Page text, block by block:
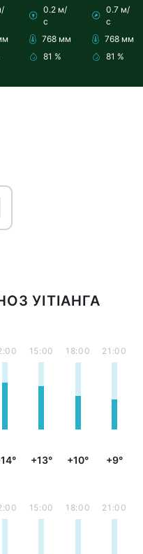
0.2 м/
с
768 мм
81 %
0.7 м/
с
768 мм
81 %
УІТІАНГА
15:00
+13°
18:00
+10°
21:00
+9°
15:00 18:00 21:00